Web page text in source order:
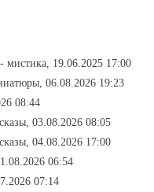
- мистика, 19.06.2025 17:00
06.08.2026 19:23
08:44
03.08.2026 08:05
04.08.2026 17:00
06:54
07:14